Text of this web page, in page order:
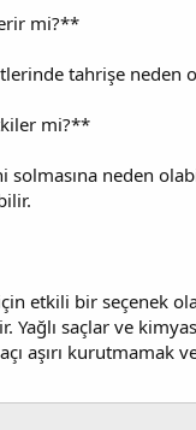
mi?**
tahrişe
mi?**
solmasına neden
etkili bir seçenek
Yağlı saçlar ve
aşırı